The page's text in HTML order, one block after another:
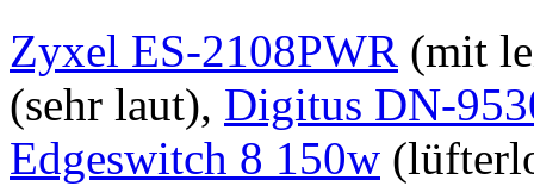
Zyxel ES-2108PWR (mit
(sehr laut), Digitus DN-
Edgeswitch 8 150w